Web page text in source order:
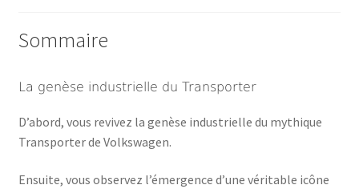
Sommaire
La genèse industrielle du Transporter
D’abord, vous revivez la genèse industrielle du mythique
Transporter de Volkswagen.
Ensuite, vous observez l’émergence d’une véritable icône